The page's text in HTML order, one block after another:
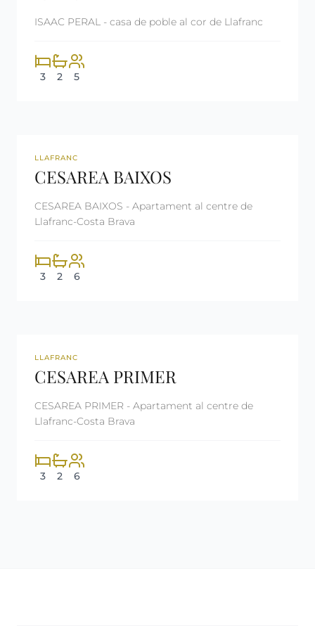
ISAAC PERAL - casa de poble al cor de Llafranc
3 2 5
REF: CM513
LLAFRANC
CESAREA BAIXOS
CESAREA BAIXOS - Apartament al centre de
Llafranc-Costa Brava
3 2 6
REF: CM514
LLAFRANC
CESAREA PRIMER
CESAREA PRIMER - Apartament al centre de
Llafranc-Costa Brava
3 2 6